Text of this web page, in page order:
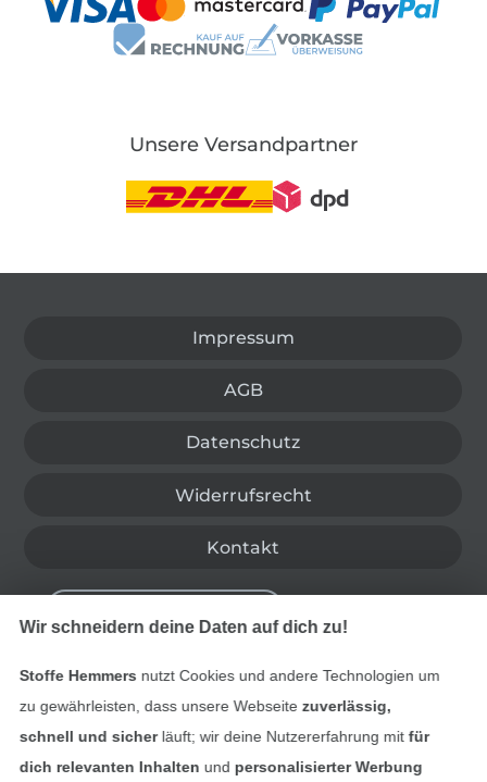
Unsere Versandpartner
Impressum
AGB
Datenschutz
Widerrufsrecht
Kontakt
Finde mehr Inspiration
Wir schneidern deine Daten auf dich zu!
Stoffe Hemmers nutzt Cookies und andere Technologien um
zu gewährleisten, dass unsere Webseite zuverlässig,
schnell und sicherläuft; wir deine Nutzererfahrung mitfür
dich relevanten Inhalten und personalisierter Werbung